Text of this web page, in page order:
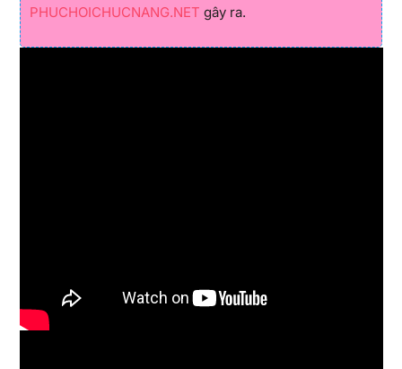
PHUCHOICHUCNANG.NET gây ra.